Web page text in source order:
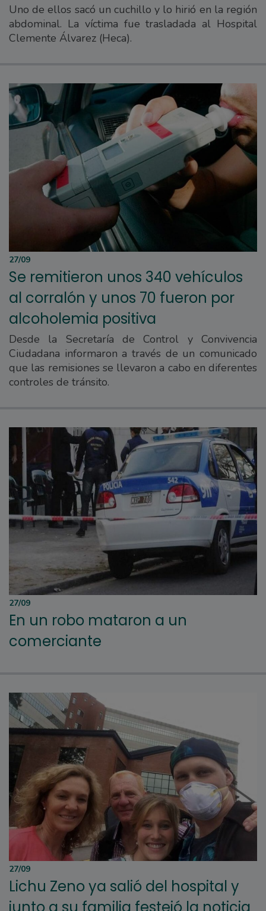
Uno de ellos sacó un cuchillo y lo hirió en la región
abdominal. La víctima fue trasladada al Hospital
Clemente Álvarez (Heca).
27/09
Se remitieron unos 340 vehículos
al corralón y unos 70 fueron por
alcoholemia positiva
Desde la Secretaría de Control y Convivencia
Ciudadana informaron a través de un comunicado
que las remisiones se llevaron a cabo en diferentes
controles de tránsito.
27/09
En un robo mataron a un
comerciante
27/09
Lichu Zeno ya salió del hospital y
junto a su familia festejó la noticia